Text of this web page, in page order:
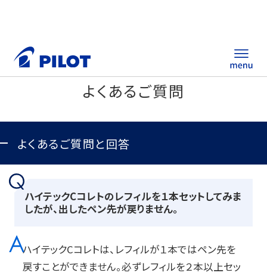
製品情報
替え芯サイト
ノベルティ商品
よくあるご質問
よくあるご質問と回答
ハイテックCコレトのレフィルを１本セットしてみま
したが、出したペン先が戻りません。
ハイテックCコレトは、レフィルが１本ではペン先を
戻すことができません。必ずレフィルを２本以上セッ